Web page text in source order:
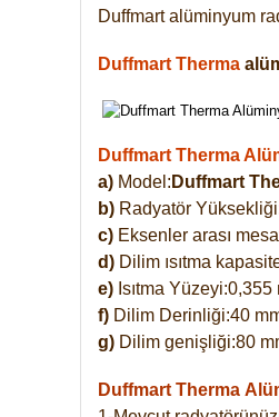
Duffmart alüminyum
Duffmart Therma
Duffmart Therma
a) Model: Duffmart
b) Radyatör
c) Eksenler arası
d) Dilim ısıtma
e) Isıtma Yüzeyi:0,355
f) Dilim Derinliği:40
g) Dilim genişliği:80
Duffmart Therma